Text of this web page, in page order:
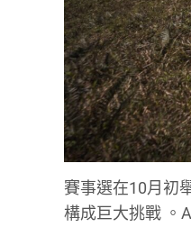
賽事選在10月初
構成巨大挑戰 。